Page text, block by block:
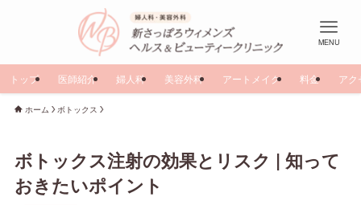
MENU
トップ 医師紹介 婦人科 美容外科 アートメイク 料金 アク
ホーム ボトックス
ボトックス注射の効果とリスク | 知って
おきたいポイント